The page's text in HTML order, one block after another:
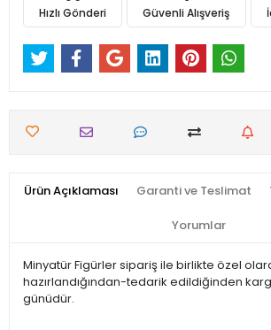
Hızlı Gönderi Güvenli Alışveriş
Ürün Açıklaması Garanti ve Teslimat
Yorumlar
Minyatür Figürler sipariş ile birlikte özel
hazırlandığından-tedarik edildiğinden
günüdür.